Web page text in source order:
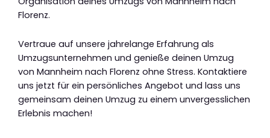
Florenz.
Vertraue auf unsere jahrelange Erfahrung als
Umzugsunternehmen und genieße deinen Umzug
von Mannheim nach Florenz ohne Stress. Kontaktiere
uns jetzt für ein persönliches Angebot und lass uns
gemeinsam deinen Umzug zu einem unvergesslichen
Erlebnis machen!